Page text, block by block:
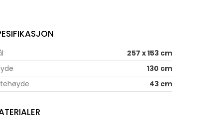
257 x 153 cm
130 cm
43 cm